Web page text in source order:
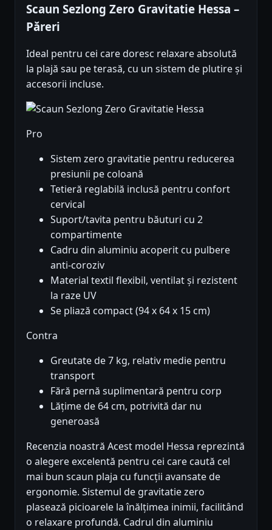
Scaun Sezlong Zero Gravitatie Hessa –
Păreri
Ideal pentru cei care doresc relaxare absolută
la plajă sau pe terasă, cu un sistem de plutire și
accesorii incluse.
Pro
Sistem zero gravitatie pentru reducerea
presiunii pe coloană
Tetieră reglabilă inclusă pentru confort
cervical
Suport/tavita pentru băuturi cu 2
compartimente
Cadru din aluminiu acoperit cu pulbere
anti-coroziv
Material textil flexibil, ventilat și rezistent
la raze UV
Se pliază compact (94 x 64 x 15 cm)
Contra
Greutate de 7 kg, relativ medie pentru
transport
Fără pernă suplimentară pentru corp
Lățime de 64 cm, potrivită dar nu
generoasă
Recenzia noastră Acest model Hessa reprezintă
o alegere excelentă pentru cei care caută cel
mai bun scaun plaja cu funcții avansate de
ergonomie. Sistemul de gravitatie zero
plasează picioarele la înălțimea inimii, facilitând
o relaxare profundă. Cadrul din aluminiu